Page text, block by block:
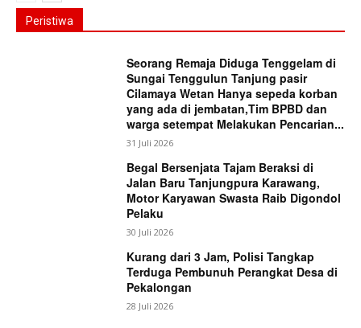
Peristiwa
Seorang Remaja Diduga Tenggelam di
Sungai Tenggulun Tanjung pasir
Cilamaya Wetan Hanya sepeda korban
yang ada di jembatan,Tim BPBD dan
warga setempat Melakukan Pencarian...
31 Juli 2026
Begal Bersenjata Tajam Beraksi di
Jalan Baru Tanjungpura Karawang,
Motor Karyawan Swasta Raib Digondol
Pelaku
30 Juli 2026
Kurang dari 3 Jam, Polisi Tangkap
Terduga Pembunuh Perangkat Desa di
Pekalongan
28 Juli 2026